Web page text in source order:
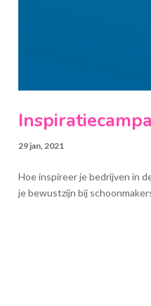
29 jan, 2021
Hoe inspireer je bedrijven in
je bewustzijn bij